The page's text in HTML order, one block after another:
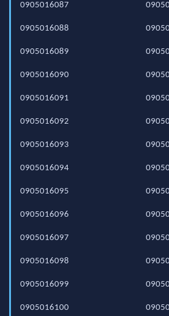
0905016087
0905016088
0905016089
0905016090
0905016091
0905016092
0905016093
0905016094
0905016095
0905016096
0905016097
0905016098
0905016099
0905016100